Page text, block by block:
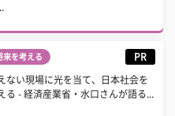
来を考える PR
ない現場に光を当て、日本社会を
る - 経済産業省・水口さんが語る...